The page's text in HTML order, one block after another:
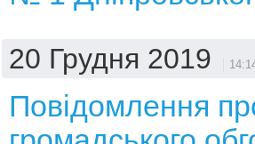
20 Грудня 2019
Повідомлення